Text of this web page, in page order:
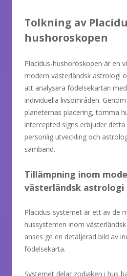
Tolkning av
hushoroskopen
Placidus-hushoroskopen är en
modern västerländsk astrologi
att analysera födelsekartan
individuella livsområden.
planeternas placering, tomma
intercepted signs erbjuder
personlig utveckling och
samband.
Tillämpning inom
västerländsk astrologi
Placidus-systemet är ett av de
hussystemen inom
anses ge en detaljerad bild av
födelsekarta.
Systemet delar zodiaken i hus